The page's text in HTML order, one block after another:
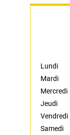
Lundi
Mardi
Mercredi
Jeudi
Vendredi
Samedi